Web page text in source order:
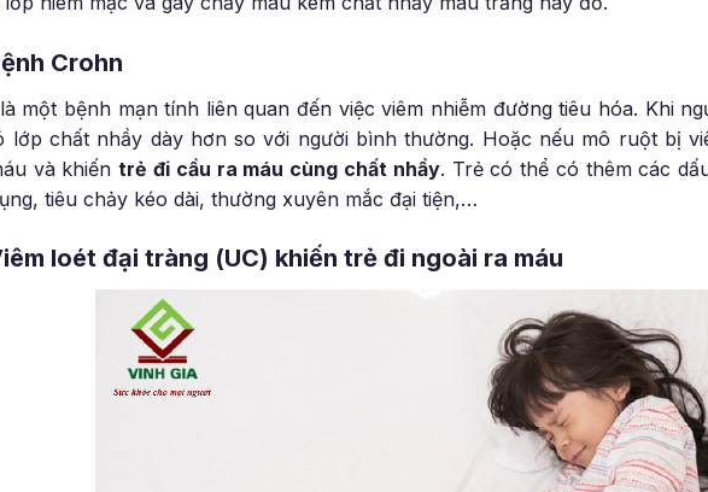
Crohn
một bệnh mạn tính liên quan đến việc viêm nhiễm đường tiêu hóa. Khi
lớp chất nhầy dày hơn so với người bình thường. Hoặc nếu mô ruột bị
và khiếntrẻ đi cầu ra máu cùng chất nhầy. Trẻ có thể có thêm các
tiêu chảy kéo dài, thường xuyên mắc đại tiện,…
loét đại tràng (UC) khiến trẻ đi ngoài ra máu